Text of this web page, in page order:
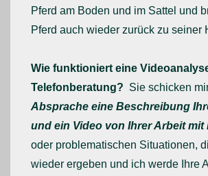
Pferd am Boden und im Sattel und
Pferd auch wieder zurück zu seiner
Wie funktioniert eine
Telefonberatung? Sie schicken
Absprache eine Beschreibung
und ein Video von Ihrer Arbeit mit
oder problematischen Situationen,
wieder ergeben und ich werde Ihre